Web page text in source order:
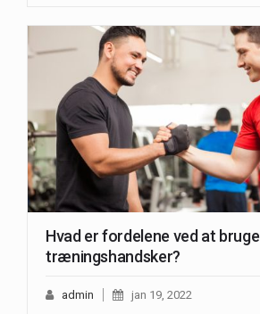
Hvad er fordelene ved at bruge
træningshandsker?
admin jan 19, 2022